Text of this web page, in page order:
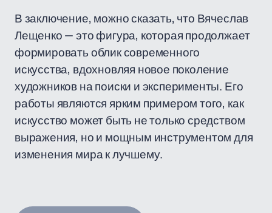
В заключение, можно сказать, что Вячеслав
Лещенко — это фигура, которая продолжает
формировать облик современного
искусства, вдохновляя новое поколение
художников на поиски и эксперименты. Его
работы являются ярким примером того, как
искусство может быть не только средством
выражения, но и мощным инструментом для
изменения мира к лучшему.